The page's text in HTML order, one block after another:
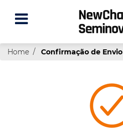
Home Confirmação de Envio